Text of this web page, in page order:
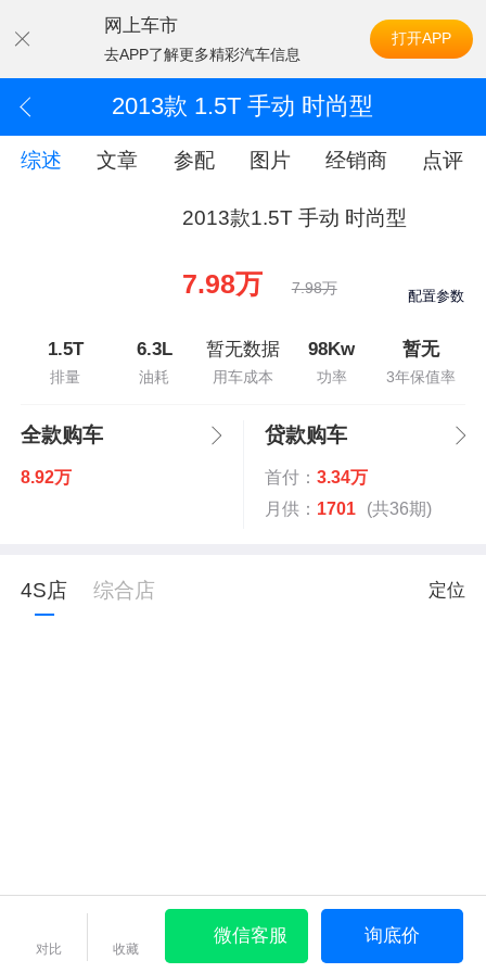
网上车市
去APP了解更多精彩汽车信息
打开APP
2013款 1.5T 手动 时尚型
综述 文章 参配 图片 经销商 点评
2013款1.5T 手动 时尚型
7.98万 7.98万 配置参数
1.5T
排量
6.3L
油耗
暂无数据
用车成本
98Kw
功率
暂无
3年保值率
全款购车
8.92万
贷款购车
首付： 3.34万
月供： 1701 (共36期)
4S店 综合店 定位
对比 收藏
微信客服 询底价